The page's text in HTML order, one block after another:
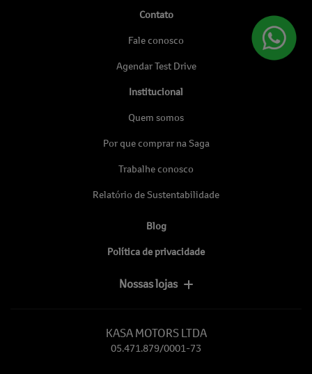
Contato
Fale conosco
Agendar Test Drive
Institucional
Quem somos
Por que comprar na Saga
Trabalhe conosco
Relatório de Sustentabilidade
Blog
Política de privacidade
Nossas lojas
KASA MOTORS LTDA
05.471.879/0001-73